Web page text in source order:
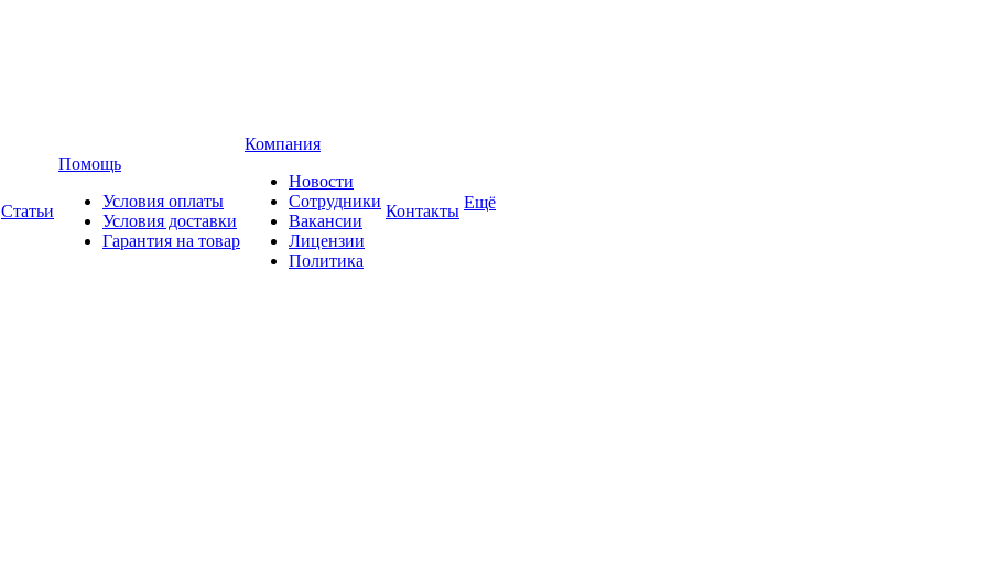
Статьи
Помощь
Условия оплаты
Условия доставки
Гарантия на товар
Компания
Новости
Сотрудники
Вакансии
Лицензии
Политика
Контакты Ещё